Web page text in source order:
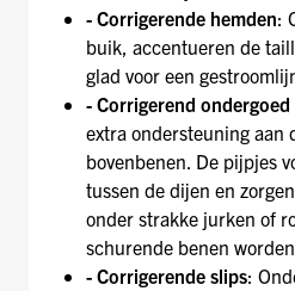
- Corrigerende hemden:
buik, accentueren de
glad voor een
- Corrigerend
extra ondersteuning aan
bovenbenen. De pijpjes
tussen de dijen en
onder strakke jurken of
schurende benen
- Corrigerende slips: